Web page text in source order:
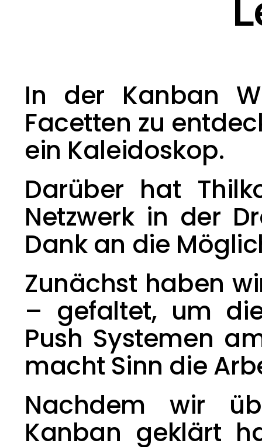
In der Kanban
Facetten zu
ein Kaleidoskop.
Darüber hat
Netzwerk in der
Dank an die
Zunächst haben
– gefaltet, um
Push Systemen
macht Sinn die
Nachdem wir
Kanban geklärt